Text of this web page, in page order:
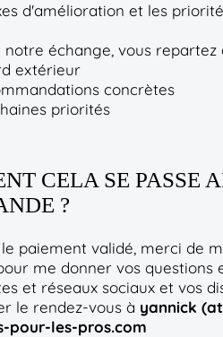
d'amélioration et les
notre échange, vous repartez
extérieur
concrètes
priorités
CELA SE PASSE
?
paiement validé, merci de
me donner vos questions
et réseaux sociaux et vos
le rendez-vous à yannick
pour-les-pros.com